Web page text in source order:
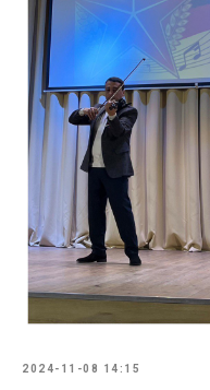
2024-11-08 14:15